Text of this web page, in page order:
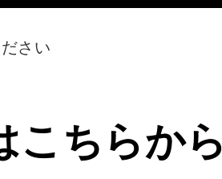
さい
こちらから